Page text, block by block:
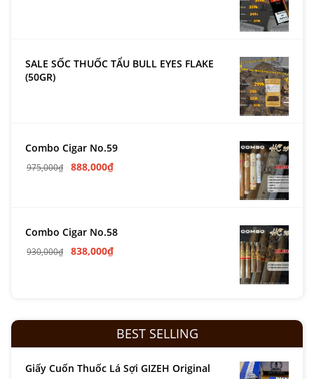
SALE SỐC THUỐC TẨU BULL EYES FLAKE
(50GR)
Combo Cigar No.59
975,000₫ 888,000₫
Combo Cigar No.58
930,000₫ 838,000₫
BEST SELLING
Giấy Cuốn Thuốc Lá Sợi GIZEH Original